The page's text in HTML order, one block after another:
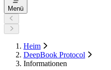
Menü
Heim
DeepBook Protocol
Informationen